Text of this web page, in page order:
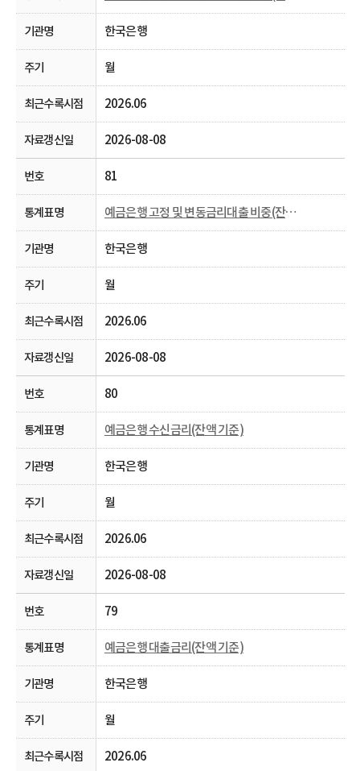
한국은행
월
2026.06
2026-08-08
81
예금은행 고정 및 변동금리대출 비중(잔액 기준)
한국은행
월
2026.06
2026-08-08
80
예금은행 수신금리(잔액 기준)
한국은행
월
2026.06
2026-08-08
79
예금은행 대출금리(잔액 기준)
한국은행
월
2026.06